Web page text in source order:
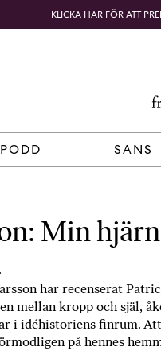
SANS
KLICKA HÄR FÖR ATT
Min
har recenserat
mellan kropp och själ,
i idéhistoriens finrum.
på hennes